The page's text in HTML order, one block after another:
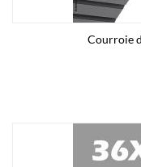
Courroie